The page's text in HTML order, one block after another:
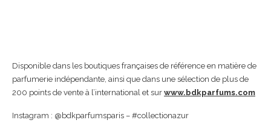
Disponible dans les boutiques françaises de référence en matière de
parfumerie indépendante, ainsi que dans une sélection de plus de
200 points de vente à l’international et sur www.bdkparfums.com
Instagram : @bdkparfumsparis – #collectionazur